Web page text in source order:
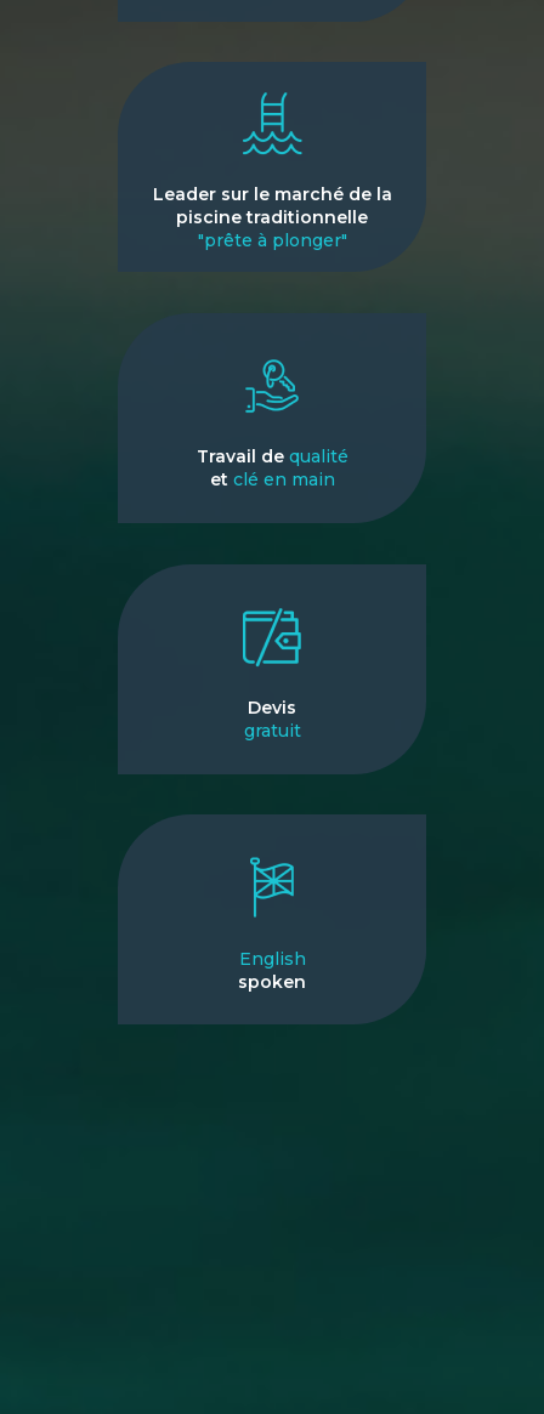
Leader sur le marché de la
piscine traditionnelle
"prête à plonger"
Travail de qualité
et clé en main
Devis
gratuit
English
spoken